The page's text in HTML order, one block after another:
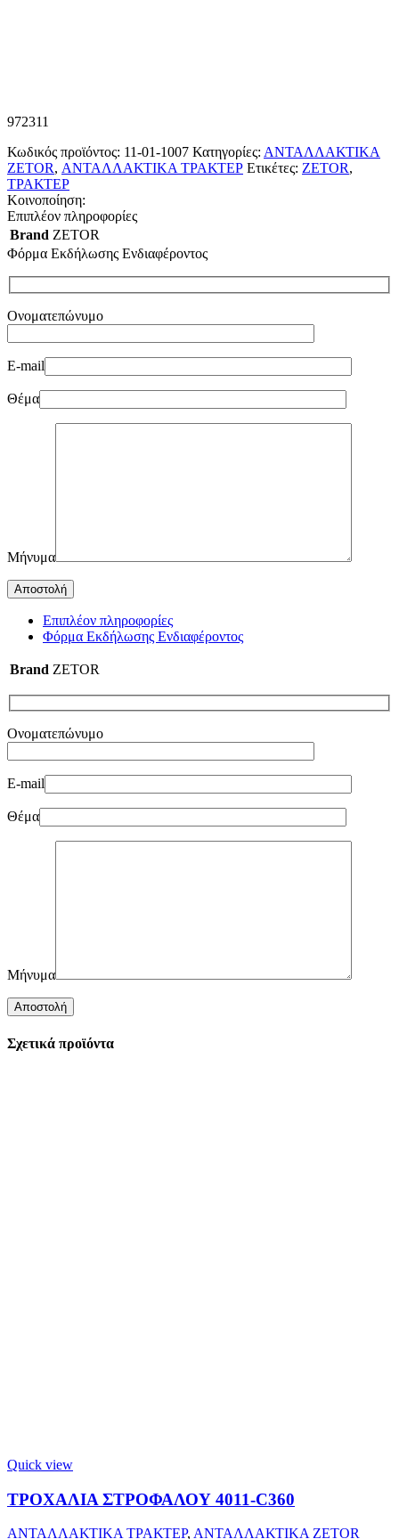
972311
Κωδικός προϊόντος: 11-01-1007 Κατηγορίες: ΑΝΤΑΛΛΑΚΤΙΚΑ
ZETOR, ΑΝΤΑΛΛΑΚΤΙΚΑ ΤΡΑΚΤΕΡ Ετικέτες: ZETOR,
ΤΡΑΚΤΕΡ
Κοινοποίηση:
Επιπλέον πληροφορίες
Brand ZETOR
Φόρμα Εκδήλωσης Ενδιαφέροντος
Ονοματεπώνυμο
E-mail
Θέμα
Μήνυμα
Επιπλέον πληροφορίες
Φόρμα Εκδήλωσης Ενδιαφέροντος
Brand ZETOR
Ονοματεπώνυμο
E-mail
Θέμα
Μήνυμα
Σχετικά προϊόντα
Quick view
ΤΡΟΧΑΛΙΑ ΣΤΡΟΦΑΛΟΥ 4011-C360
ΑΝΤΑΛΛΑΚΤΙΚΑ ΤΡΑΚΤΕΡ, ΑΝΤΑΛΛΑΚΤΙΚΑ ZETOR